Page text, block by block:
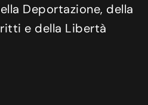
Deportazione, della
e della Libertà